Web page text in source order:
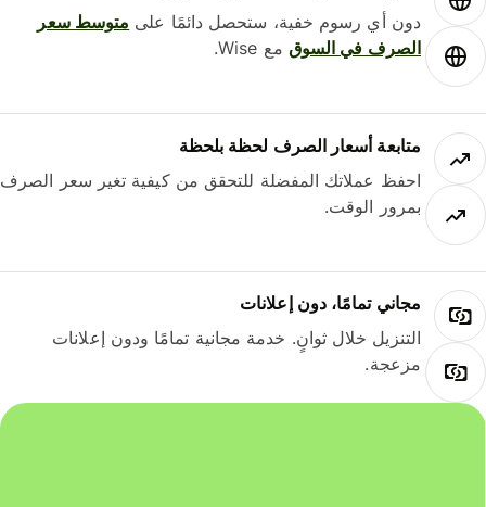
دون أي رسوم خفية، ستحصل دائمًا علىمتوسط ​​سعر
الصرف في السوقمع Wise.
متابعة أسعار الصرف لحظة بلحظة
احفظ عملاتك المفضلة للتحقق من كيفية تغير سعر الصرف
بمرور الوقت.
مجاني تمامًا، دون إعلانات
التنزيل خلال ثوانٍ. خدمة مجانية تمامًا ودون إعلانات
مزعجة.